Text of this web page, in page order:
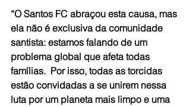
“O Santos FC abraçou esta causa, mas
ela não é exclusiva da comunidade
santista: estamos falando de um
problema global que afeta todas
famílias.  Por isso, todas as torcidas
estão convidadas a se unirem nessa
luta por um planeta mais limpo e uma